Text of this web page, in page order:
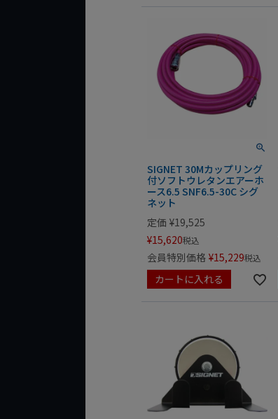
SIGNET 30Mカップリング
付ソフトウレタンエアーホ
ース6.5 SNF6.5-30C シグ
ネット
定価 ¥19,525
¥15,620税込
会員特別価格 ¥15,229税込
カートに入れる